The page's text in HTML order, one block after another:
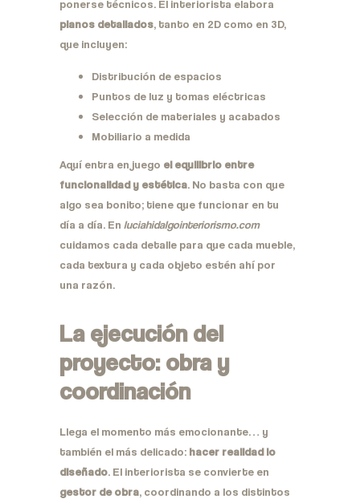
ponerse técnicos. El interiorista elabora
planos detallados, tanto en 2D como en 3D,
que incluyen:
Distribución de espacios
Puntos de luz y tomas eléctricas
Selección de materiales y acabados
Mobiliario a medida
Aquí entra en juego el equilibrio entre
funcionalidad y estética. No basta con que
algo sea bonito; tiene que funcionar en tu
día a día. En luciahidalgointeriorismo.com
cuidamos cada detalle para que cada mueble,
cada textura y cada objeto estén ahí por
una razón.
La ejecución del
proyecto: obra y
coordinación
Llega el momento más emocionante… y
también el más delicado: hacer realidad lo
diseñado. El interiorista se convierte en
gestor de obra, coordinando a los distintos